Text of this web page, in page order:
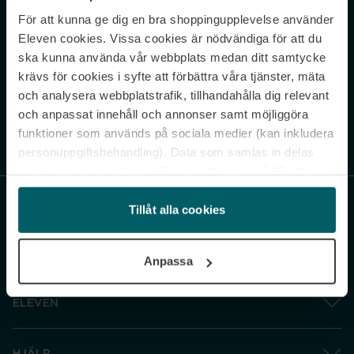
För att kunna ge dig en bra shoppingupplevelse använder
Eleven cookies. Vissa cookies är nödvändiga för att du
ska kunna använda vår webbplats medan ditt samtycke
krävs för cookies i syfte att förbättra våra tjänster, mäta
och analysera webbplatstrafik, tillhandahålla dig relevant
och anpassat innehåll och annonser samt möjliggöra
funktioner som används på sociala medier (kan inkludera
personuppgiftsbehandling). Data som samlas in delas
och gå vidare” accepterar du samtliga cookies medan du
under ”Inställningar” kan anpassa användningen av
cookies. Du kan återkalla ditt samtycke när som helst.
Tillåt alla cookies
Anpassa
Never miss a beat.
Sign up to our newsletter.
Genom att prenumerera accepterar du vår Integritetspolicy. Avprenumerera
ELEVEN